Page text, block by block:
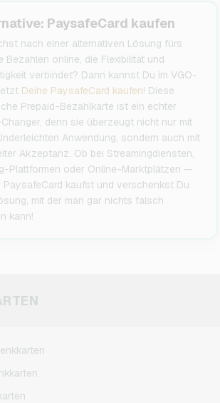
PaysafeCard kaufen
nach einer alternativen Lösung fürs
Bezahlen online, die Flexibilität und
verbindet? Dann kannst Du im VGO-
Deine PaysafeCard kaufen! Diese
Prepaid-Bezahlkarte ist ein echter
denn sie überzeugt nicht nur mit
Anwendung, sondern auch mit
Akzeptanz. Ob bei Streamingdiensten,
Plattformen oder Online-Marktplätzen —
PaysafeCard kaufst und verschenkst Du
mit der man gar nichts falsch
kann!